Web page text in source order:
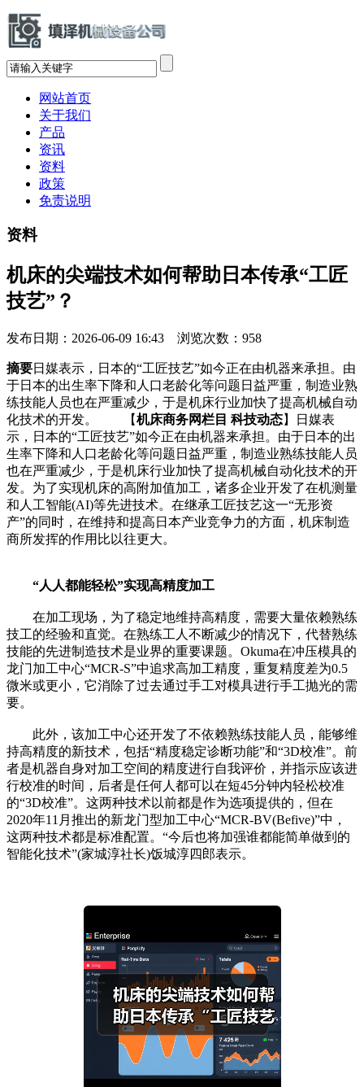
网站首页
关于我们
产品
资讯
资料
政策
免责说明
资料
机床的尖端技术如何帮助日本传承“工匠
技艺”？
发布日期：2026-06-09 16:43 浏览次数： 958
摘要日媒表示，日本的“工匠技艺”如今正在由机器来承担。由
于日本的出生率下降和人口老龄化等问题日益严重，制造业熟
练技能人员也在严重减少，于是机床行业加快了提高机械自动
化技术的开发。 【机床商务网栏目 科技动态】日媒表
示，日本的“工匠技艺”如今正在由机器来承担。由于日本的出
生率下降和人口老龄化等问题日益严重，制造业熟练技能人员
也在严重减少，于是机床行业加快了提高机械自动化技术的开
发。为了实现机床的高附加值加工，诸多企业开发了在机测量
和人工智能(AI)等先进技术。在继承工匠技艺这一“无形资
产”的同时，在维持和提高日本产业竞争力的方面，机床制造
商所发挥的作用比以往更大。
“人人都能轻松”实现高精度加工
在加工现场，为了稳定地维持高精度，需要大量依赖熟练
技工的经验和直觉。在熟练工人不断减少的情况下，代替熟练
技能的先进制造技术是业界的重要课题。Okuma在冲压模具的
龙门加工中心“MCR-S”中追求高加工精度，重复精度差为0.5
微米或更小，它消除了过去通过手工对模具进行手工抛光的需
要。
此外，该加工中心还开发了不依赖熟练技能人员，能够维
持高精度的新技术，包括“精度稳定诊断功能”和“3D校准”。前
者是机器自身对加工空间的精度进行自我评价，并指示应该进
行校准的时间，后者是任何人都可以在短45分钟内轻松校准
的“3D校准”。这两种技术以前都是作为选项提供的，但在
2020年11月推出的新龙门型加工中心“MCR-BV(Befive)”中，
这两种技术都是标准配置。“今后也将加强谁都能简单做到的
智能化技术”(家城淳社长)饭城淳四郎表示。